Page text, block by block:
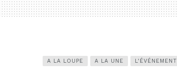
A LA LOUPE A LA UNE L'ÉVÉNEMENT